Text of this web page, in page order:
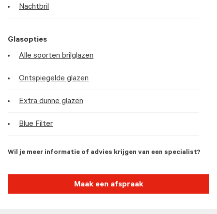
Nachtbril
Glasopties
Alle soorten brilglazen
Ontspiegelde glazen
Extra dunne glazen
Blue Filter
Wil je meer informatie of advies krijgen van een specialist?
Maak een afspraak